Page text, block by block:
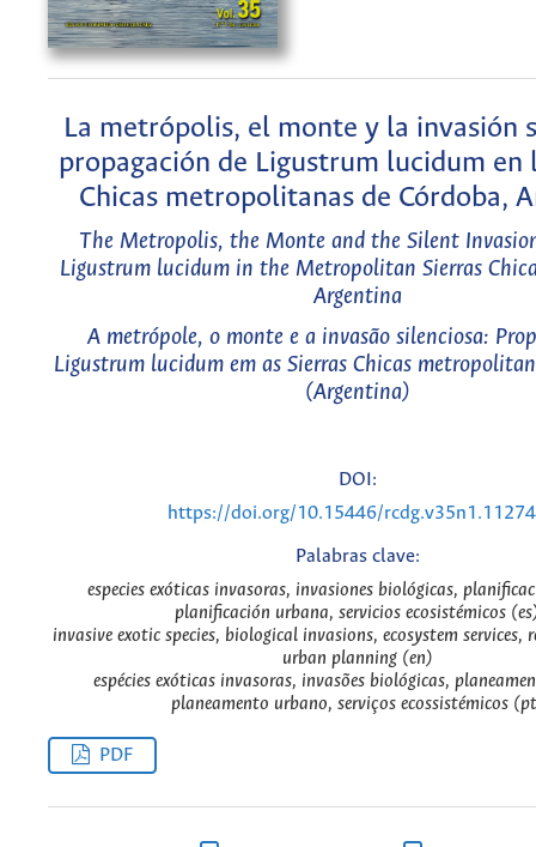
La metrópolis, el monte y la invasión
propagación de Ligustrum lucidum en
Chicas metropolitanas de Córdoba,
The Metropolis, the Monte and the Silent
Ligustrum lucidum in the Metropolitan Sierras
Argentina
A metrópole, o monte e a invasão silenciosa:
Ligustrum lucidum em as Sierras Chicas
(Argentina)
DOI:
https://doi.org/10.15446/
Palabras clave:
especies exóticas invasoras, invasiones biológicas,
planificación urbana, servicios ecosistémicos
invasive exotic species, biological invasions, ecosystem services,
urban planning (en)
espécies exóticas invasoras, invasões biológicas,
planeamento urbano, serviços ecossistémicos
PDF